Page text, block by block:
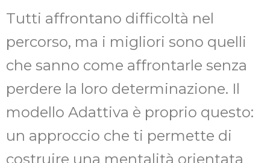
Tutti affrontano difficoltà nel
percorso, ma i migliori sono quelli
che sanno come affrontarle senza
perdere la loro determinazione. Il
modello Adattiva è proprio questo:
un approccio che ti permette di
costruire una mentalità orientata